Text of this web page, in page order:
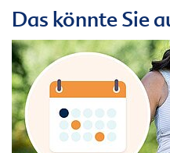
Das könnte Sie